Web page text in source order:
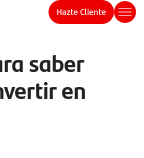
Hazte Cliente
saber
en